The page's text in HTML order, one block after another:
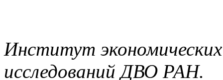
Институт экономических
исследований ДВО РАН.